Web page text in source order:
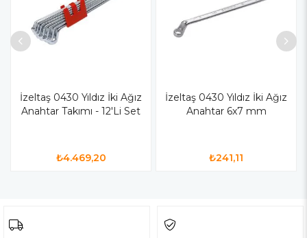
İzeltaş 0430 Yıldız İki Ağız
Anahtar Takımı - 12'Li Set
₺4.469,20
İzeltaş 0430 Yıldız İki Ağız
Anahtar 6x7 mm
₺241,11